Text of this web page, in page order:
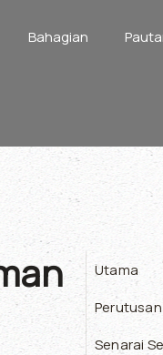
Bahagian
Utama
Senarai